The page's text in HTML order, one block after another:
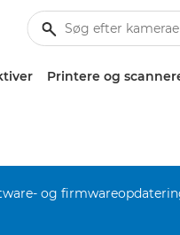
Printere og
og